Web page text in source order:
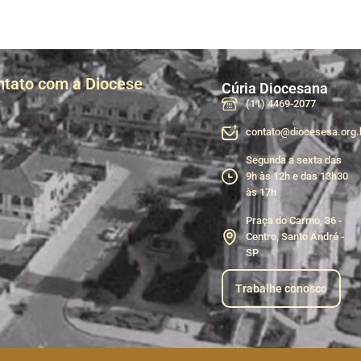
com a Diocese Cúria Diocesana
(11) 4469-2077
Segunda a sexta das
9h às 12h e das 13h30
às 17h
Praça do Carmo, 36 -
Centro, Santo André -
SP
Trabalhe conosco